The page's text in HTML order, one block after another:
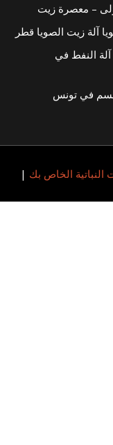
زيت
زيت الصويا قطر
في
تونس
الخاص بك|